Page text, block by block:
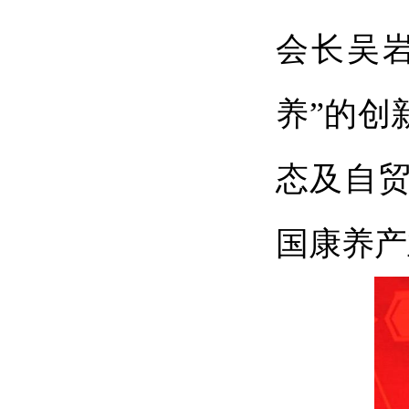
会长吴
养”的创
态及自
国康养